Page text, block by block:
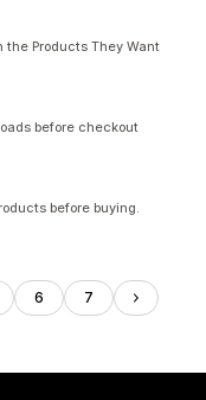
the Products They Want
before checkout
before buying.
6 7